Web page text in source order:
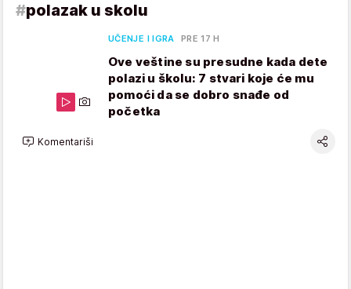
#polazak u skolu
UČENJE I IGRA PRE 17 H
Ove veštine su presudne kada dete
polazi u školu: 7 stvari koje će mu
pomoći da se dobro snađe od
početka
Komentariši